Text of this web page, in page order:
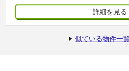
詳細を見る
似ている物件一